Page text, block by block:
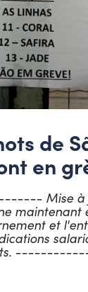
de
en
Mise à
maintenant
et